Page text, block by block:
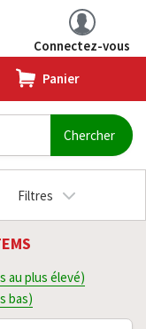
Connectez-vous
Panier
Filtres
au plus élevé)
bas)